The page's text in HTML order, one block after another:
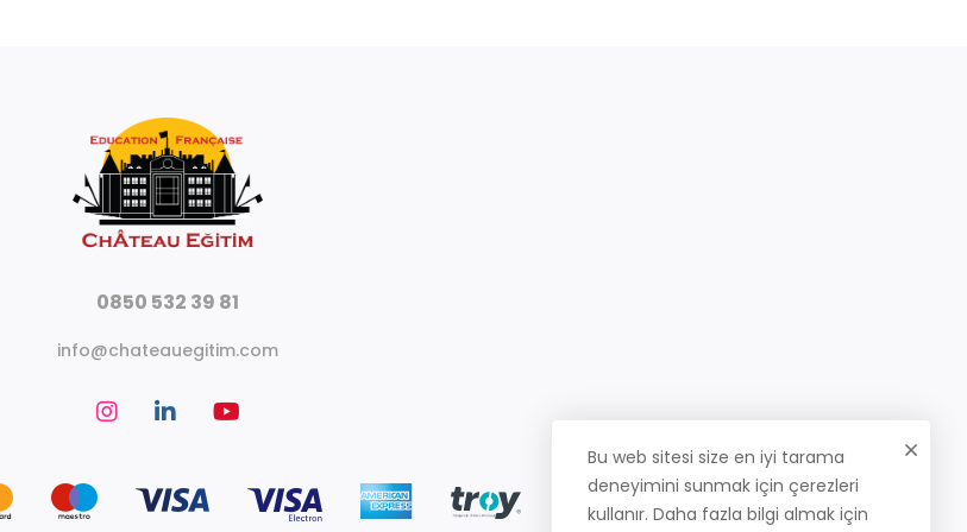
0850 532 39 81
info@chateauegitim.com
Bu web sitesi size en iyi tarama
deneyimini sunmak için çerezleri
kullanır. Daha fazla bilgi almak için